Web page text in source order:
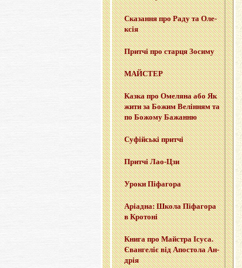
Ска­за­н­ня про Раду та Оле­
ксія
При­тчі про стар­ця Зо­си­му
МАЙ­СТЕР
Казка про Оме­ля­на або Як
жити за Божим Ве­лі­н­ням та
по Бо­жо­му Ба­жан­ню
Су­фій­ські при­тчі
При­тчі Лао-Цзи
Уроки Пі­фа­го­ра
Арі­а­дна: Школа Пі­фа­го­ра
в Кро­то­ні
Книга про Май­стра Ісуса.
Єван­ге­ліє від Апо­сто­ла Ан­
дрія